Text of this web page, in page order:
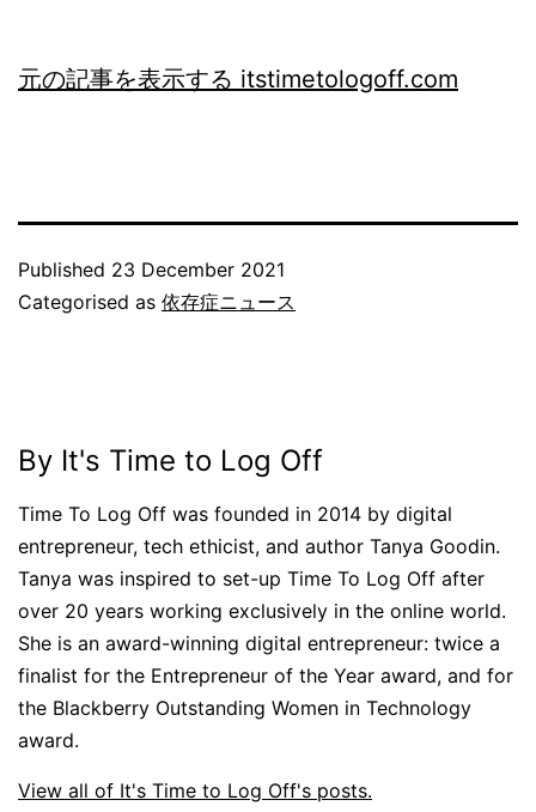
元の記事を表示する itstimetologoff.com
Published 23 December 2021
Categorised as 依存症ニュース
By It's Time to Log Off
Time To Log Off was founded in 2014 by digital
entrepreneur, tech ethicist, and author Tanya Goodin.
Tanya was inspired to set-up Time To Log Off after
over 20 years working exclusively in the online world.
She is an award-winning digital entrepreneur: twice a
finalist for the Entrepreneur of the Year award, and for
the Blackberry Outstanding Women in Technology
award.
View all of It's Time to Log Off's posts.